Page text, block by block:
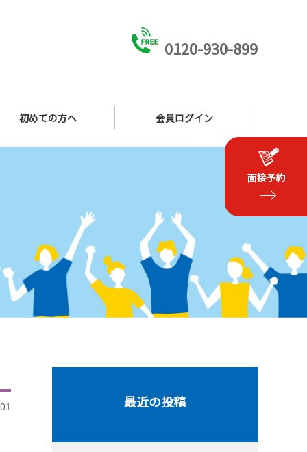
0120-930-899
初めての方へ 会員ログイン
最近の投稿